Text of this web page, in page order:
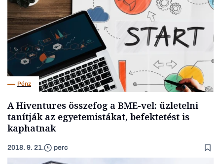
Pénz
A Hiventures összefog a BME-vel: üzletelni
tanítják az egyetemistákat, befektetést is
kaphatnak
2018. 9. 21. perc